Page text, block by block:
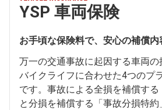
YSP 車両保険
お手頃な保険料で、安心の補償内
万一の交通事故に起因する車両
バイクライフに合わせた4つのプ
です。事故による全損を補償する
と分損を補償する「事故分損特約